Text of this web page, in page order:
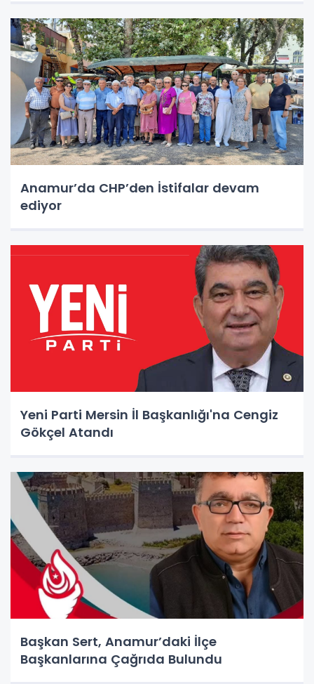
Anamur’da CHP’den İstifalar devam
ediyor
Yeni Parti Mersin İl Başkanlığı'na Cengiz
Gökçel Atandı
Başkan Sert, Anamur’daki İlçe
Başkanlarına Çağrıda Bulundu